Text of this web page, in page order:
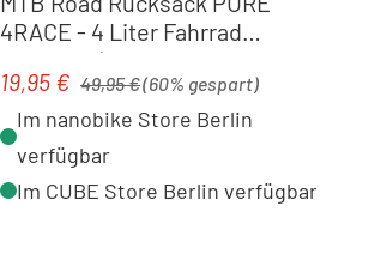
4RACE - 4 Liter Fahrrad
Rucksack| red
Verkaufspreis:
19,95 € 49,95 €(60% gespart)
Im nanobike Store Berlin
verfügbar
Im CUBE Store Berlin verfügbar